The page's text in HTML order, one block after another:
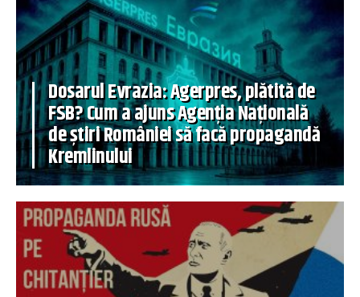
Dosarul Evrazia: Agerpres, plătită de
FSB? Cum a ajuns Agenția Națională
de știri României să facă propagandă
Kremlinului